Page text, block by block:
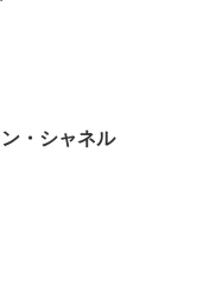
・シャネル